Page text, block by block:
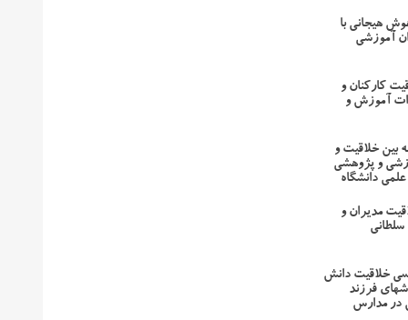
هیجانی با
آموزشی
کارکنان و
آموزش و
بین خلاقیت و
و پژوهشی
دانشگاه
مدیران و
سلطانی
خلاقیت دانش
فرزند
در مدارس